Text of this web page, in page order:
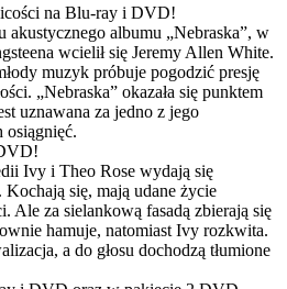
na Blu-ray i DVD!
albumu „Nebraska”, w
wcielił się Jeremy Allen White.
muzyk próbuje pogodzić presję
„Nebraska” okazała się punktem
uznawana za jedno z jego
osiągnięć.
Ivy i Theo Rose wydają się
się, mają udane życie
Ale za sielankową fasadą zbierają się
hamuje, natomiast Ivy rozkwita.
a do głosu dochodzą tłumione